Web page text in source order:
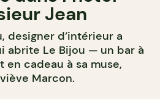
Jean
designer d’intérieur a
abrite Le Bijou — un bar à
cadeau à sa muse,
Marcon.